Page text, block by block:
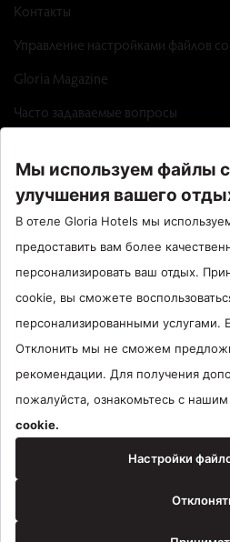
Контакты
Управление настройками файлов
Gloria Magazine
Часто задаваемые вопросы
Call Center : 90
Отель Сантрал :
Gloria Hotels & Resorts Является